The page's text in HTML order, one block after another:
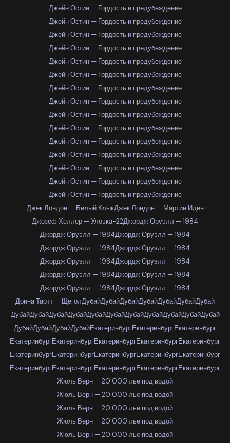
Джейн Остин — Гордость и предубеждение
Джейн Остин — Гордость и предубеждение
Джейн Остин — Гордость и предубеждение
Джейн Остин — Гордость и предубеждение
Джейн Остин — Гордость и предубеждение
Джейн Остин — Гордость и предубеждение
Джейн Остин — Гордость и предубеждение
Джейн Остин — Гордость и предубеждение
Джейн Остин — Гордость и предубеждение
Джейн Остин — Гордость и предубеждение
Джейн Остин — Гордость и предубеждение
Джейн Остин — Гордость и предубеждение
Джейн Остин — Гордость и предубеждение
Джейн Остин — Гордость и предубеждение
Джейн Остин — Гордость и предубеждение
Джек Лондон — Белый КлыкДжек Лондон — Мартин Иден
Джозеф Хеллер — Уловка-22Джордж Оруэлл — 1984
Джордж Оруэлл — 1984Джордж Оруэлл — 1984
Джордж Оруэлл — 1984Джордж Оруэлл — 1984
Джордж Оруэлл — 1984Джордж Оруэлл — 1984
Джордж Оруэлл — 1984Джордж Оруэлл — 1984
Джордж Оруэлл — 1984Джордж Оруэлл — 1984
Донна Тартт — ЩеголДубайДубайДубайДубайДубайДубайДубай
ДубайДубайДубайДубайДубайДубайДубайДубайДубайДубайДубай
ДубайДубайДубайДубайЕкатеринбургЕкатеринбургЕкатеринбург
ЕкатеринбургЕкатеринбургЕкатеринбургЕкатеринбургЕкатеринбург
ЕкатеринбургЕкатеринбургЕкатеринбургЕкатеринбургЕкатеринбург
ЕкатеринбургЕкатеринбургЕкатеринбургЕкатеринбургЕкатеринбург
Жюль Верн — 20 000 лье под водой
Жюль Верн — 20 000 лье под водой
Жюль Верн — 20 000 лье под водой
Жюль Верн — 20 000 лье под водой
Жюль Верн — 20 000 лье под водой